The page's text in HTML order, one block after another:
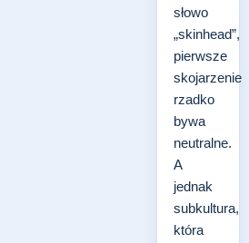
słowo
„skinhead”,
pierwsze
skojarzenie
rzadko
bywa
neutralne.
A
jednak
subkultura,
która